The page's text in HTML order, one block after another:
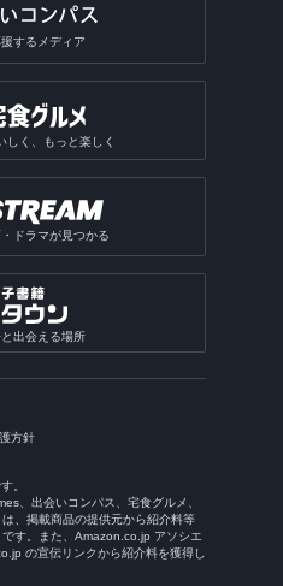
するメディア
しく、もっと楽しく
ドラマが見つかる
出会える場所
方針
。
、出会いコンパス、宅食グルメ、
、掲載商品の提供元から紹介料等
す。また、Amazon.co.jp アソシエ
の宣伝リンクから紹介料を獲得し